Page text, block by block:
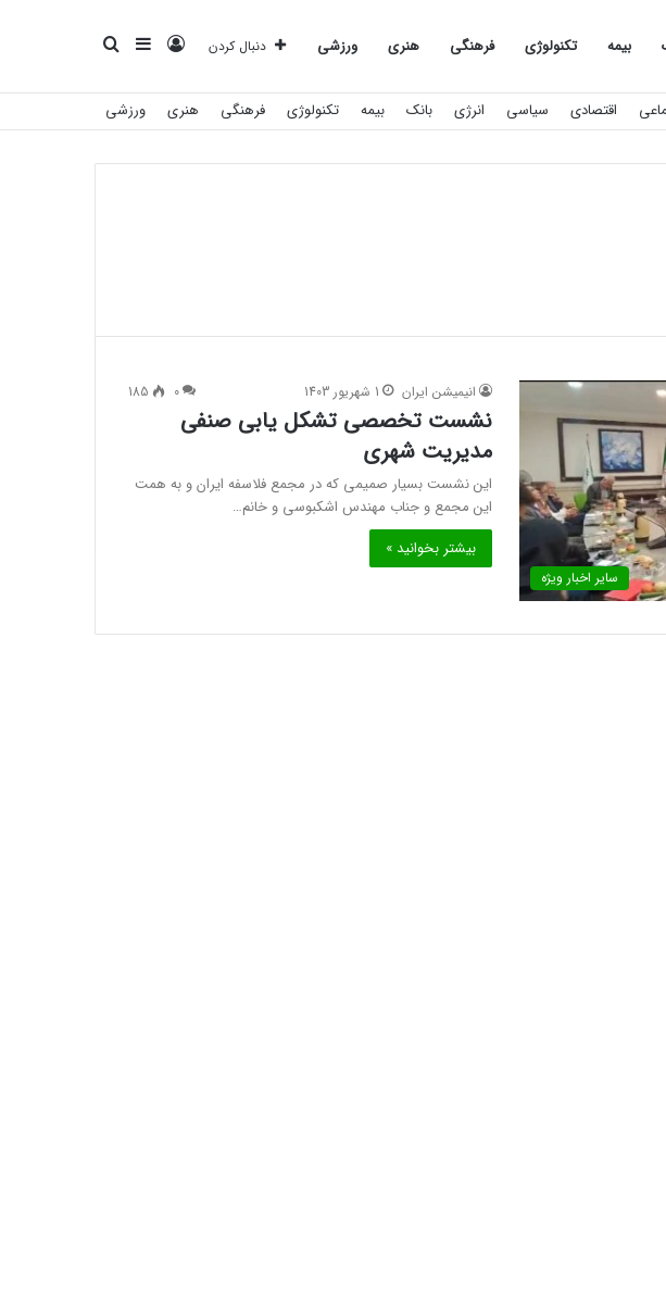
بیمه تکنولوژی فرهنگی هنری ورزشی
برای
سایدبار ورود دنبال کردن
اقتصادی سیاسی انرژی بانک بیمه تکنولوژی فرهنگی هنری ورزشی
سایر اخبار ویژه
انیمیشن ایران 1 شهریور 1403 0
185
نشست تخصصی تشکل یابی صنفی
مدیریت شهری
این نشست بسیار صمیمی که در مجمع فلاسفه ایران و به همت
این مجمع و جناب مهندس اشکبوسی و خانم…
بیشتر بخوانید »